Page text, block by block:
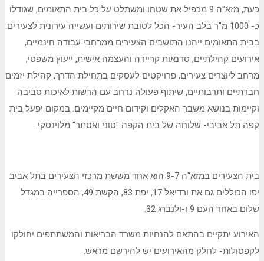
כעת, מזא"ה 9 מכפיל את שטחו ומשתלט על כל בית התאומים, שגודלו
כ- 1000 מ"ר בלב העיר- הכל לטובת שירותים ועשייה עירונית לצעירים.
בבית התאומים ייהנו התושבים הצעירים ממרחבי עבודה חינמיים,
אירועים קהילתיים, סדנאות קריירה והעצמה אישית, ייעוץ משפטי,
מרחב ליוצרים צעירים, פרויקטים לעסקים בתחילת הדרך, קהילת יזמים
חברתיים ותרבותיים, שיתוף פעולה נרחב עם הרשות לאיכות סביבה
וקיימות בנושא משבר האקלים וקידום חיים מקיימים. במקום יפעל בית
קפה תל אביבי- שלוחה של בית הקפה "טוני ואסתר" מלוינסקי.
בית הצעירים במזא"ה 9-7 הוא אחד מששת מרכזי הצעירים בתל אביב
יפו הכוללים גם את ורדיאל 17, יפת 83, הקשת 49, הספרייה במגדל
שלום באחד העם 9 ו-ולנברג 32.
האירוע יתקיים בהתאם להנחיות משרד הבריאות והמשתתפים יחולקו
לקפסולות- לחלק מהאירועים יש להירשם מראש.